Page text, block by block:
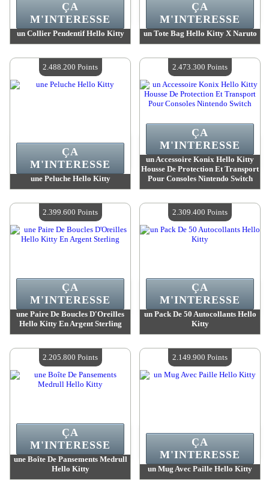
un Collier Pendentif Hello Kitty
Quantité Disponible :4
ÇA
M'INTERESSE
un Tote Bag Hello Kitty X Naruto
Quantité Disponible :4
ÇA
M'INTERESSE
une Peluche Hello Kitty
Quantité Disponible :4
ÇA
M'INTERESSE
2.488.200 Points
un Accessoire Konix Hello Kitty
Housse De Protection Et Transport
Pour Consoles Nintendo Switch
Quantité Disponible :4
ÇA
M'INTERESSE
2.473.300 Points
une Paire De Boucles D'Oreilles
Hello Kitty En Argent Sterling
Quantité Disponible :4
ÇA
M'INTERESSE
2.399.600 Points
un Pack De 50 Autocollants Hello
Kitty
Quantité Disponible :4
ÇA
M'INTERESSE
2.309.400 Points
une Boîte De Pansements Medrull
Hello Kitty
ÇA
M'INTERESSE
2.205.800 Points
un Mug Avec Paille Hello Kitty
ÇA
M'INTERESSE
2.149.900 Points